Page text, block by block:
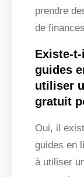
prendre
de
Existe-
guides
utiliser
gratuit
Oui, il
guides en
à utiliser